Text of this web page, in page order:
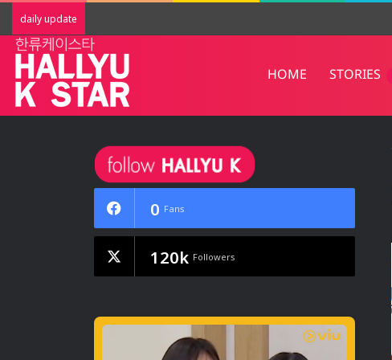
daily update
HOME STORIES
0 Fans
120k Followers